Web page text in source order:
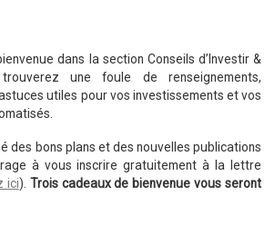
dans la section Conseils d’Investir &
une foule de renseignements,
utiles pour vos investissements et vos
des bons plans et des nouvelles publications
à vous inscrire gratuitement à la lettre
ici). Trois cadeaux de bienvenue vous seront